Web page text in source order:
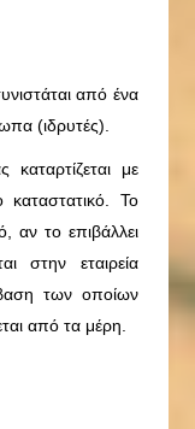
από ένα
(ιδρυτές).
με
Το
αν το επιβάλλει
στην εταιρεία
των οποίων
από τα μέρη.